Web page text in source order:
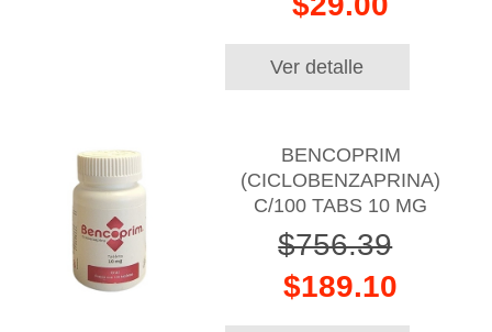
Ver detalle
BENCOPRIM
(CICLOBENZAPRINA)
C/100 TABS 10 MG
$756.39
$189.10